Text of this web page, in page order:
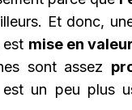
Et donc,
est mise en valeur
sont assez
un peu plus